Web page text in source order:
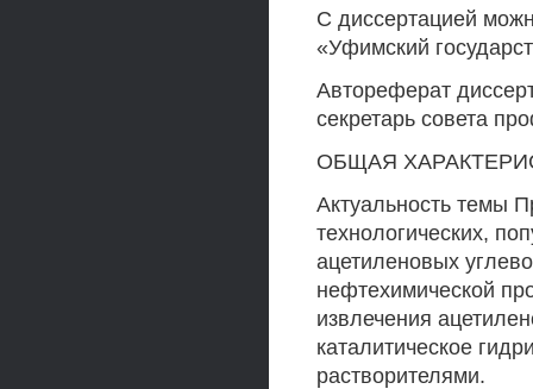
С диссертацией
«Уфимский
Автореферат
секретарь совета
ОБЩАЯ
Актуальность темы
технологических,
ацетиленовых
нефтехимической
извлечения
каталитическое
растворителями.